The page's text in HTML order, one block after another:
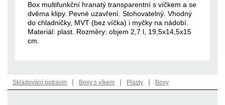
Box multifunkční hranatý transparentní s víčkem a se
dvěma klipy. Pevné uzavření. Stohovatelný. Vhodný
do chladničky, MVT (bez víčka) i myčky na nádobí.
Materiál: plast. Rozměry: objem 2,7 l, 19,5x14,5x15
cm.
Skladování potravin | Boxy s víkem | Plasty | Boxy